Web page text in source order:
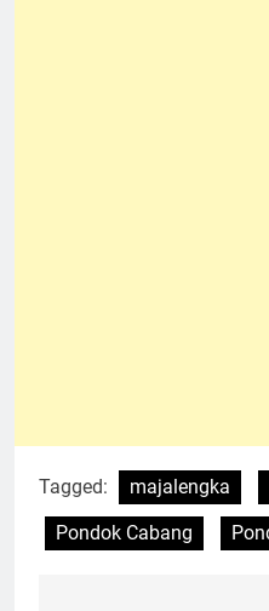
Tagged: majalengka
Pondok Cabang